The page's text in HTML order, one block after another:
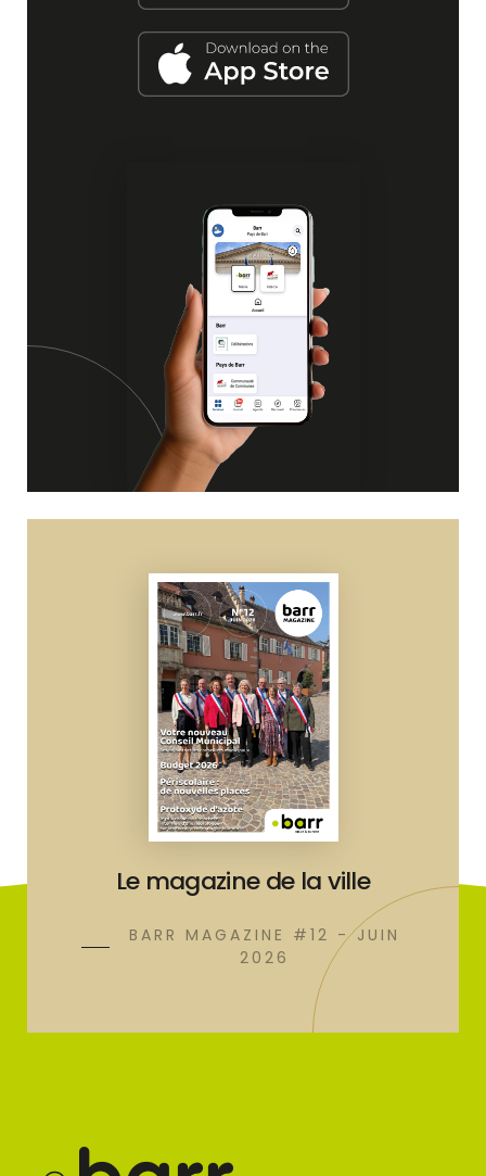
Le magazine de la ville
BARR MAGAZINE #12 - JUIN
2026